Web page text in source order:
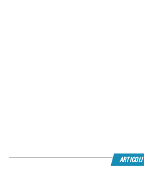
ARTICOLI